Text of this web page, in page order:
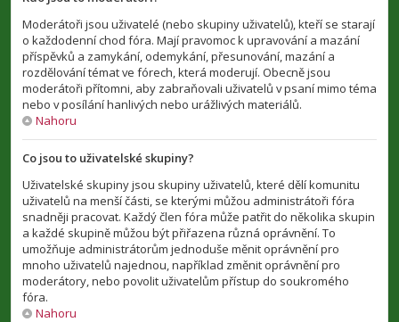
Moderátoři jsou uživatelé (nebo skupiny uživatelů), kteří se starají
o každodenní chod fóra. Mají pravomoc k upravování a mazání
příspěvků a zamykání, odemykání, přesunování, mazání a
rozdělování témat ve fórech, která moderují. Obecně jsou
moderátoři přítomni, aby zabraňovali uživatelů v psaní mimo téma
nebo v posílání hanlivých nebo urážlivých materiálů.
Nahoru
Co jsou to uživatelské skupiny?
Uživatelské skupiny jsou skupiny uživatelů, které dělí komunitu
uživatelů na menší části, se kterými můžou administrátoři fóra
snadněji pracovat. Každý člen fóra může patřit do několika skupin
a každé skupině můžou být přiřazena různá oprávnění. To
umožňuje administrátorům jednoduše měnit oprávnění pro
mnoho uživatelů najednou, například změnit oprávnění pro
moderátory, nebo povolit uživatelům přístup do soukromého
fóra.
Nahoru